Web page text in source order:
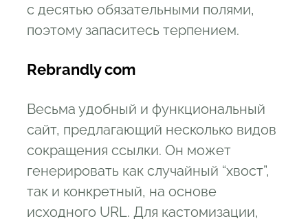
с десятью обязательными полями,
поэтому запаситесь терпением.
Rebrandly com
Весьма удобный и функциональный
сайт, предлагающий несколько видов
сокращения ссылки. Он может
генерировать как случайный “хвост”,
так и конкретный, на основе
исходного URL. Для кастомизации,